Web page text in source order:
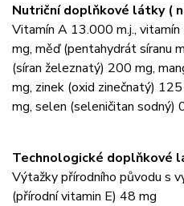
Nutriční doplňkové látky (
Vitamín A 13.000 m.j.,
mg, měď (pentahydrát síranu
(síran železnatý) 200 mg,
mg, zinek (oxid zinečnatý)
mg, selen (seleničitan sodný)
Technologické doplňkové
Výtažky přírodního původu s
(přírodní vitamin E) 48 mg